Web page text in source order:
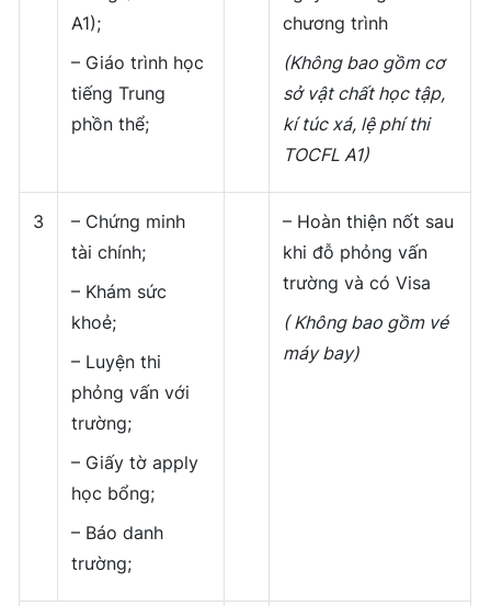
A1);
– Giáo trình học
tiếng Trung
phồn thể;
chương trình
(Không bao gồm cơ
sở vật chất học tập,
kí túc xá, lệ phí thi
TOCFL A1)
3
– Chứng minh
tài chính;
– Khám sức
khoẻ;
– Luyện thi
phỏng vấn với
trường;
– Giấy tờ apply
học bổng;
– Báo danh
trường;
– Hoàn thiện nốt sau
khi đỗ phỏng vấn
trường và có Visa
( Không bao gồm vé
máy bay)